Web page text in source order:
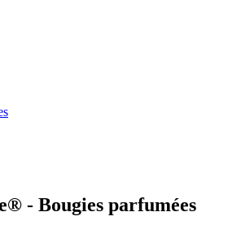
- Bougies parfumées